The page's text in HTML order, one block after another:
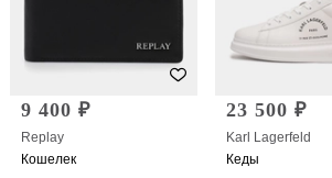
9 400 ₽
Replay
Кошелек
23 500 ₽
Karl Lagerfeld
Кеды